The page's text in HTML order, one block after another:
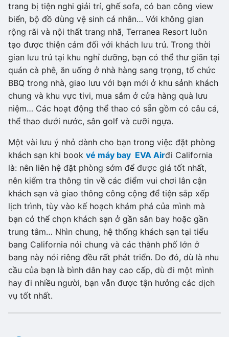
trang bị tiện nghi giải trí, ghế sofa, có ban công view
biển, bộ đồ dùng vệ sinh cá nhân… Với không gian
rộng rãi và nội thất trang nhã, Terranea Resort luôn
tạo được thiện cảm đối với khách lưu trú. Trong thời
gian lưu trú tại khu nghỉ dưỡng, bạn có thể thư giãn tại
quán cà phê, ăn uống ở nhà hàng sang trọng, tổ chức
BBQ trong nhà, giao lưu với bạn mới ở khu sảnh khách
chung và khu vực tivi, mua sắm ở cửa hàng quà lưu
niệm… Các hoạt động thể thao có sẵn gồm có câu cá,
thể thao dưới nước, sân golf và cưỡi ngựa.
Một vài lưu ý nhỏ dành cho bạn trong việc đặt phòng
khách sạn khi book vé máy bay EVA Airđi California
là: nên liên hệ đặt phòng sớm để được giá tốt nhất,
nên kiểm tra thông tin về các điểm vui chơi lân cận
khách sạn và giao thông công cộng để tiện sắp xếp
lịch trình, tùy vào kế hoạch khám phá của mình mà
bạn có thể chọn khách sạn ở gần sân bay hoặc gần
trung tâm… Nhìn chung, hệ thống khách sạn tại tiểu
bang California nói chung và các thành phố lớn ở
bang này nói riêng đều rất phát triển. Do đó, dù là nhu
cầu của bạn là bình dân hay cao cấp, dù đi một mình
hay đi nhiều người, bạn vẫn được tận hưởng các dịch
vụ tốt nhất.